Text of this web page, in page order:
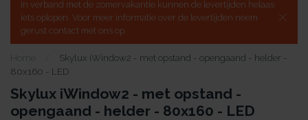
In verband met de zomervakantie kunnen de levertijden helaas
iets oplopen. Voor meer informatie over de levertijden neem
gerust contact met ons op.
Home
Skylux iWindow2 - met opstand - opengaand - helder -
80x160 - LED
Skylux iWindow2 - met opstand -
opengaand - helder - 80x160 - LED